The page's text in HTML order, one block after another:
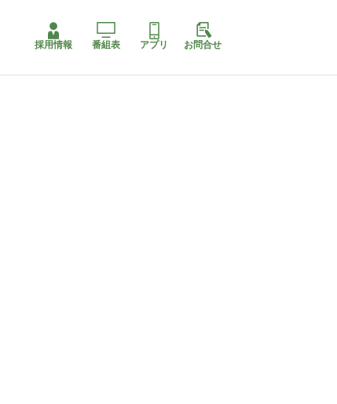
採用情報 番組表 アプリ お問合せ